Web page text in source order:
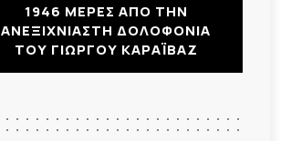
1946 ΜΕΡΕΣ ΑΠΟ ΤΗΝ
ΑΝΕΞΙΧΝΙΑΣΤΗ ΔΟΛΟΦΟΝΙΑ
ΤΟΥ ΓΙΩΡΓΟΥ ΚΑΡΑΪΒΑΖ